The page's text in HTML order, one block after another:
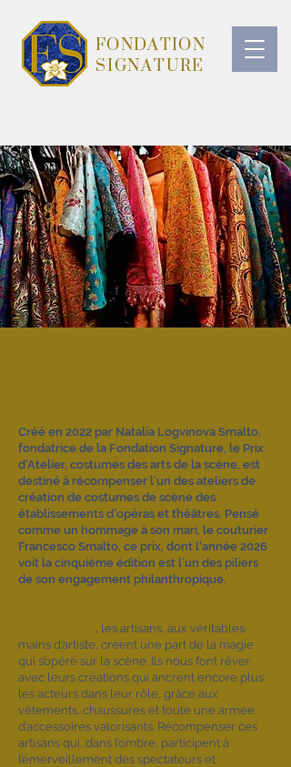
FONDATION
SIGNATURE
Créé en 2022 par Natalia Logvinova Smalto,
fondatrice de la Fondation Signature, le Prix
d’Atelier, costumes des arts de la scène, est
destiné à récompenser l’un des ateliers de
création de costumes de scène des
établissements d’opéras et théâtres. Pensé
comme un hommage à son mari, le couturier
Francesco Smalto, ce prix, dont l'année 2026
voit la cinquième édition est l’un des piliers
de son engagement philanthropique.
, les artisans, aux véritables
mains d’artiste, créent une part de la magie
qui s’opère sur la scène. Ils nous font rêver
avec leurs créations qui ancrent encore plus
les acteurs dans leur rôle, grâce aux
vêtements, chaussures et toute une armée
d’accessoires valorisants. Récompenser ces
artisans qui, dans l’ombre, participent à
l’émerveillement des spectateurs et